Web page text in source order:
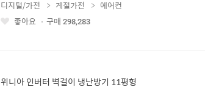
좋
디지털/가전 계절가전
에어컨
좋아요
구매 298,283
위니아 인버터 벽걸이 냉난방기 11평형